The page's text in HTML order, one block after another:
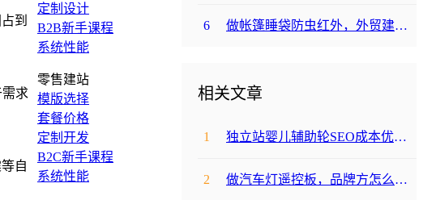
到
自
6 做帐篷睡袋防虫红外，外贸建站平台哪个合适？
相关文章
1 独立站婴儿辅助轮SEO成本优化咋避坑？
2 做汽车灯遥控板，品牌方怎么选平台避坑？
定制设计
B2B新手课程
系统性能
零售建站
模版选择
套餐价格
定制开发
B2C新手课程
系统性能